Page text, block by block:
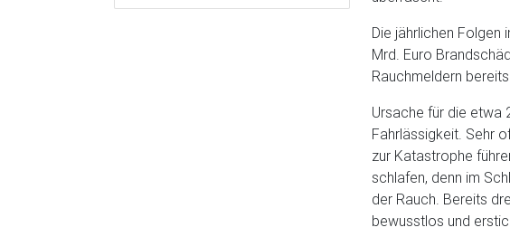
Die jährlichen Folgen
Mrd. Euro
Rauchmeldern
Ursache für die etwa
Fahrlässigkeit. Sehr
zur Katastrophe
schlafen, denn im
der Rauch. Bereits
bewusstlos und